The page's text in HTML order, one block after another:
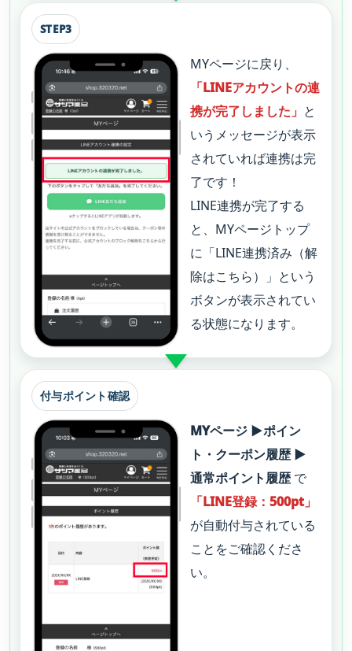
STEP3
MYページに戻り、
「LINEアカウントの連
携が完了しました」 と
いうメッセージが表示
されていれば連携は完
了です！
LINE連携が完了する
と、MYページトップ
に「LINE連携済み（解
除はこちら）」という
ボタンが表示されてい
る状態になります。
付与ポイント確認
MYページ ▶ポイン
ト・クーポン履歴 ▶
通常ポイント履歴で
「LINE登録：500pt」
が自動付与されている
ことをご確認くださ
い。